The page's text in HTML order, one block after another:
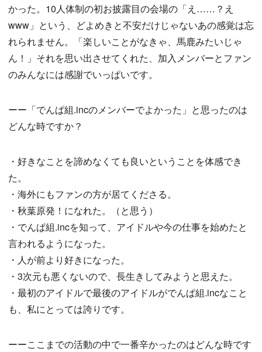
かった。10人体制の初お披露目の会場の「え……？え
www」という、どよめきと不安だけじゃないあの感覚は忘
れられません。「楽しいことがなきゃ、馬鹿みたいじゃ
ん！」それを思い出させてくれた、加入メンバーとファン
のみんなには感謝でいっぱいです。
ーー「でんぱ組.incのメンバーでよかった」と思ったのは
どんな時ですか？
・好きなことを諦めなくても良いということを体感でき
た。
・海外にもファンの方が居てくださる。
・秋葉原発！になれた。（と思う）
・でんぱ組.incを知って、アイドルや今の仕事を始めたと
言われるようになった。
・人が前より好きになった。
・3次元も悪くないので、長生きしてみようと思えた。
・最初のアイドルで最後のアイドルがでんぱ組.incなこと
も、私にとっては誇りです。
ーーここまでの活動の中で一番辛かったのはどんな時です